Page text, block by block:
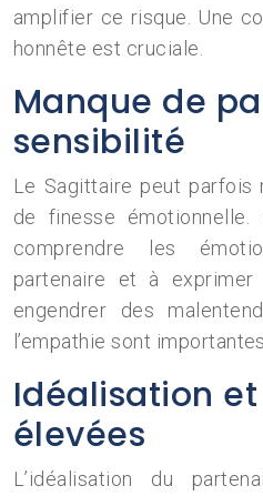
amplifier ce risque. Une
honnête est cruciale.
Manque de
sensibilité
Le Sagittaire peut parfois
de finesse
comprendre les
partenaire et à
engendrer des
l’empathie sont
Idéalisation
élevées
L’idéalisation du